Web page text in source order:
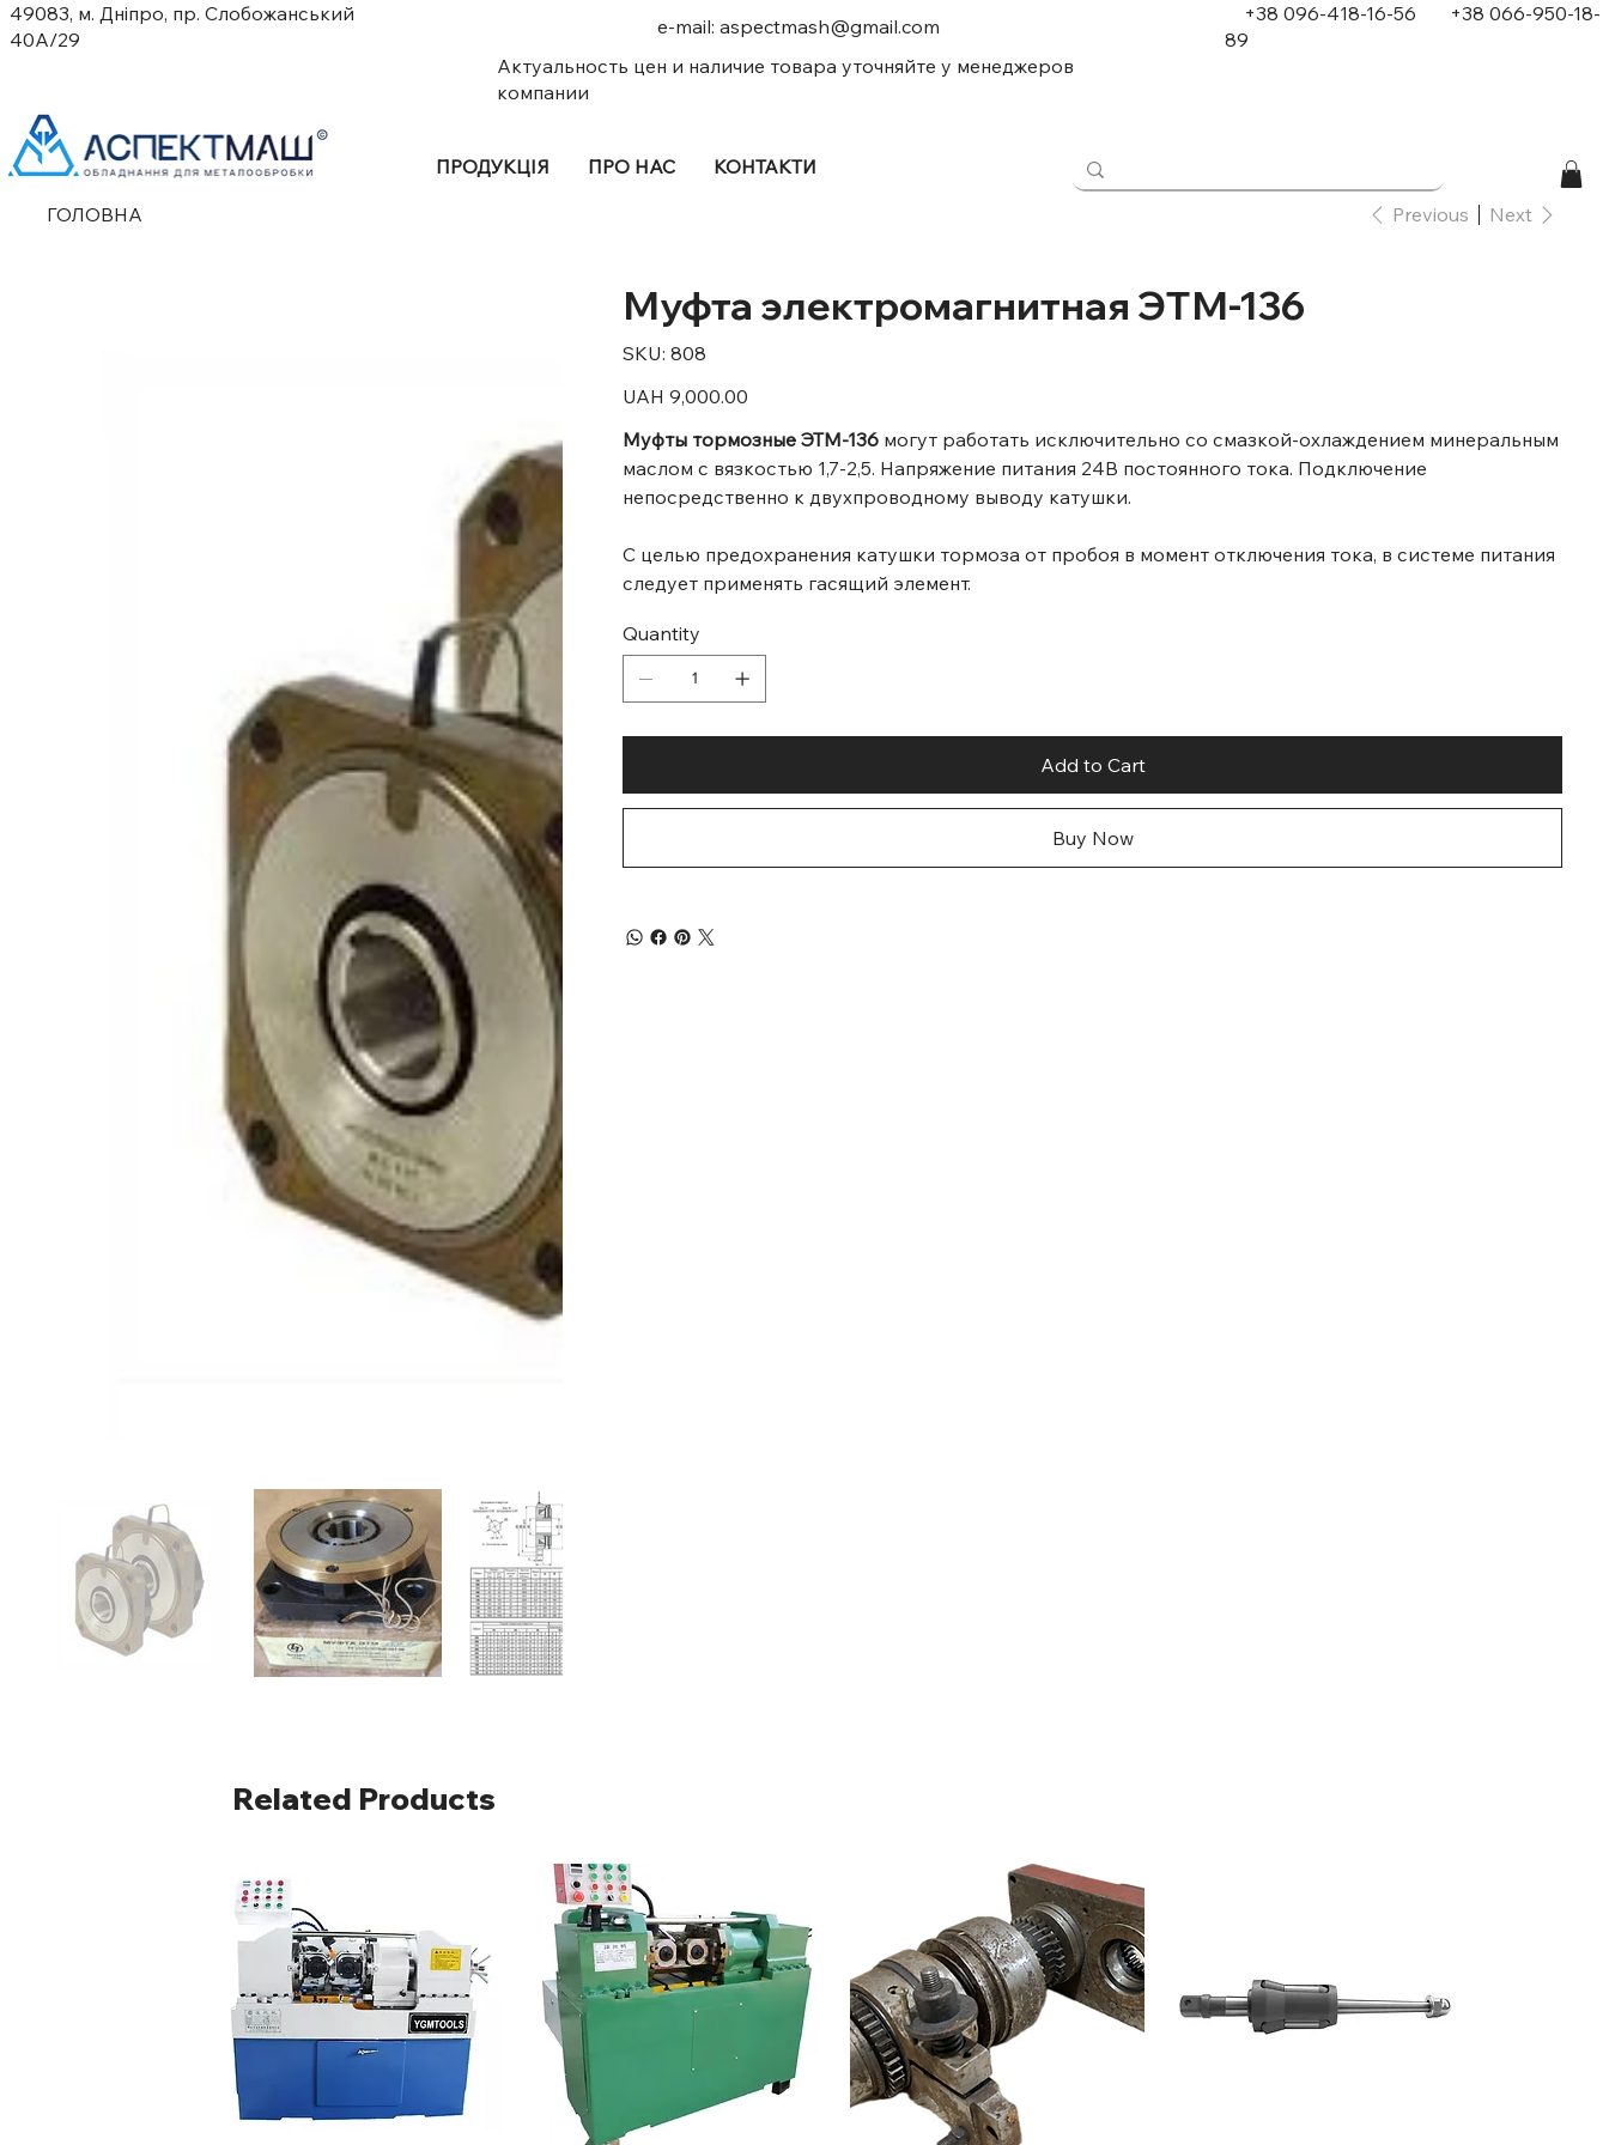
49083, м. Дніпро, пр. Слобожанський
40А/29
e-mail: aspectmash@gmail.com
+38 096-418-16-56 +38 066-950-18-
89
Актуальность цен и наличие товара уточняйте у менеджеров
компании
ПРОДУКЦІЯ ПРО НАС
КОНТАКТИ
ГОЛОВНА
Previous Next
Муфта электромагнитная ЭТМ-136
SKU: SKU
808
808
Price
UAH 9,000.00
Муфты тормозные ЭТМ-136 могут работать исключительно со смазкой-охлаждением минеральным
маслом с вязкостью 1,7-2,5. Напряжение питания 24В постоянного тока. Подключение
непосредственно к двухпроводному выводу катушки.
С целью предохранения катушки тормоза от пробоя в момент отключения тока, в системе питания
следует применять гасящий элемент.
Quantity
Add to Cart
Buy Now
Related Products